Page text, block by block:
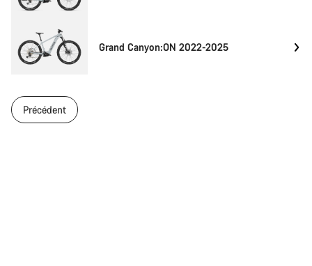
Grand Canyon:ON 2022-2025
Précédent